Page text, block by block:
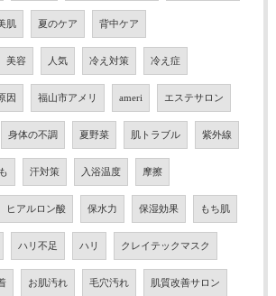
肌 夏のケア 背中ケア
美容 人気 冷え対策 冷え症
因 福山市アメリ ameri エステサロン
身体の不調 夏野菜 肌トラブル 紫外線
汗対策 入浴温度 摩擦
ヒアルロン酸 保水力 保湿効果 もち肌
ハリ不足 ハリ クレイテックマスク
お肌汚れ 毛穴汚れ 肌質改善サロン